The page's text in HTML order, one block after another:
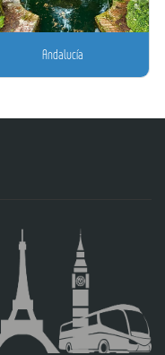
Andalucía